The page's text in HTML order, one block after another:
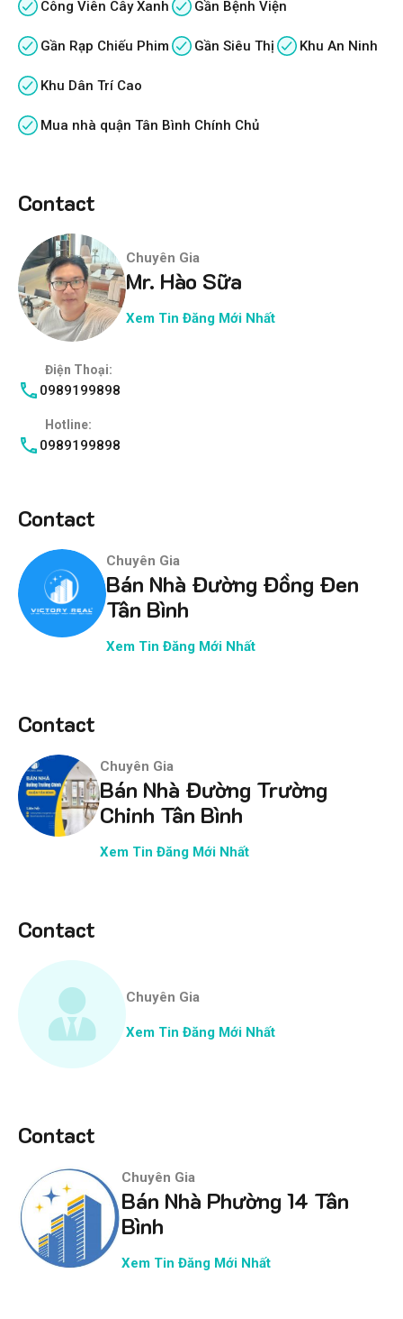
Công Viên Cây Xanh Gần Bệnh Viện
Gần Rạp Chiếu Phim Gần Siêu Thị Khu An Ninh
Khu Dân Trí Cao
Mua nhà quận Tân Bình Chính Chủ
Contact
Chuyên Gia
Mr. Hào Sữa
Xem Tin Đăng Mới Nhất
Điện Thoại:
0989199898
Hotline:
0989199898
Contact
Chuyên Gia
Bán Nhà Đường Đồng Đen
Tân Bình
Xem Tin Đăng Mới Nhất
Contact
Chuyên Gia
Bán Nhà Đường Trường
Chinh Tân Bình
Xem Tin Đăng Mới Nhất
Contact
Chuyên Gia
Xem Tin Đăng Mới Nhất
Contact
Chuyên Gia
Bán Nhà Phường 14 Tân
Bình
Xem Tin Đăng Mới Nhất